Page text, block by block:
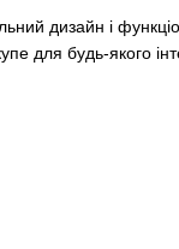
дизайн і
для будь-якого